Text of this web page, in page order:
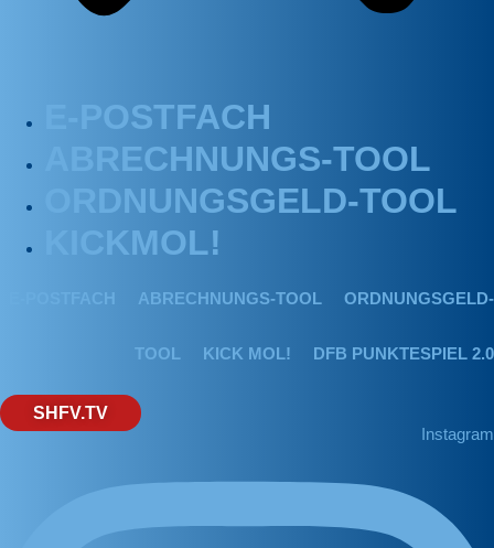
E-POSTFACH
ABRECHNUNGS-TOOL
ORDNUNGSGELD-TOOL
KICKMOL!
E-POSTFACH ABRECHNUNGS-TOOL ORDNUNGSGELD-
TOOL KICK MOL! DFB PUNKTESPIEL 2.0
SHFV.TV
Instagram